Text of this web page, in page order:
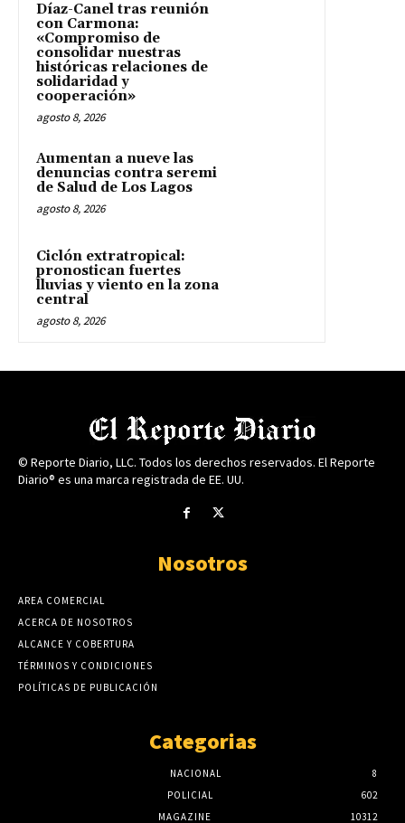
Díaz-Canel tras reunión
con Carmona:
«Compromiso de
consolidar nuestras
históricas relaciones de
solidaridad y
cooperación»
agosto 8, 2026
Aumentan a nueve las
denuncias contra seremi
de Salud de Los Lagos
agosto 8, 2026
Ciclón extratropical:
pronostican fuertes
lluvias y viento en la zona
central
agosto 8, 2026
© Reporte Diario, LLC. Todos los derechos reservados. El Reporte
Diario® es una marca registrada de EE. UU.
Nosotros
AREA COMERCIAL
ACERCA DE NOSOTROS
ALCANCE Y COBERTURA
TÉRMINOS Y CONDICIONES
POLÍTICAS DE PUBLICACIÓN
Categorias
NACIONAL
8
POLICIAL
602
MAGAZINE
10312